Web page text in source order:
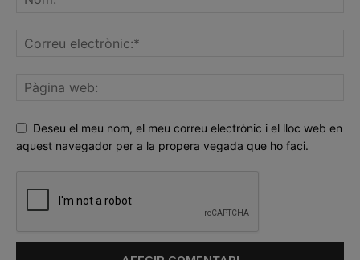
Deseu el meu nom, el meu correu electrònic i el lloc web en
aquest navegador per a la propera vegada que ho faci.